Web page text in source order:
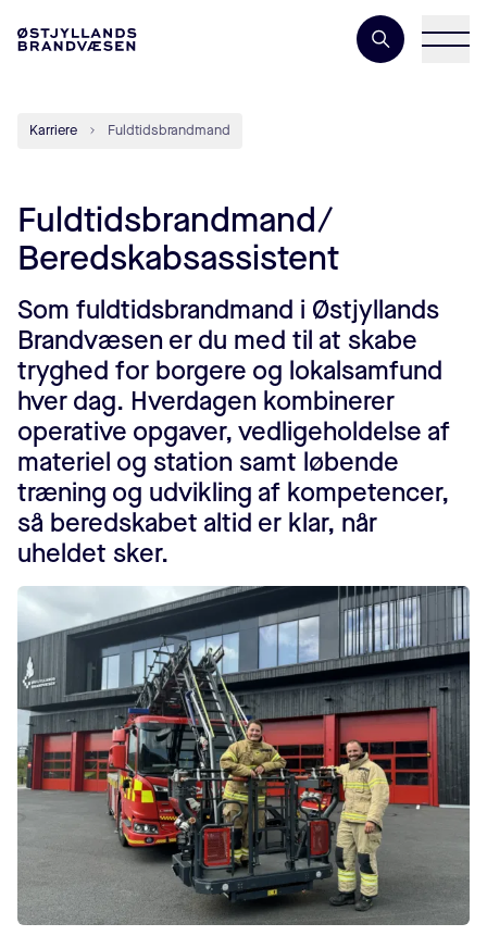
Søgeord
Karriere Fuldtidsbrandmand
Fuldtidsbrandmand/
Beredskabsassistent
Som fuldtidsbrandmand i Østjyllands
Brandvæsen er du med til at skabe
tryghed for borgere og lokalsamfund
hver dag. Hverdagen kombinerer
operative opgaver, vedligeholdelse af
materiel og station samt løbende
træning og udvikling af kompetencer,
så beredskabet altid er klar, når
uheldet sker.